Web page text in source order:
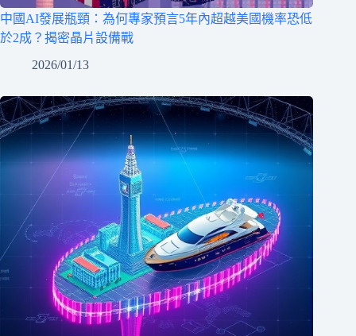
中國AI發展瓶頸：為何專家預言5年內超越美國機率恐低
於2成？揭密晶片設備戰
2026/01/13